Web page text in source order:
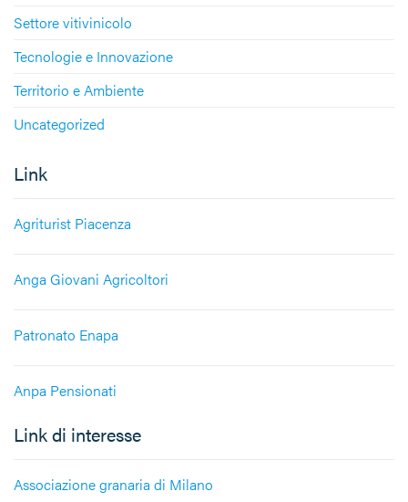
Settore vitivinicolo
Tecnologie e Innovazione
Territorio e Ambiente
Uncategorized
Link
Agriturist Piacenza
Anga Giovani Agricoltori
Patronato Enapa
Anpa Pensionati
Link di interesse
Associazione granaria di Milano